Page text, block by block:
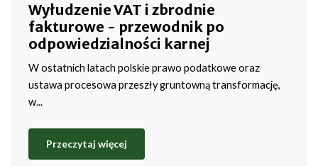
Wyłudzenie VAT i zbrodnie
fakturowe - przewodnik po
odpowiedzialności karnej
W ostatnich latach polskie prawo podatkowe oraz
ustawa procesowa przeszły gruntowną transformację,
w...
Przeczytaj więcej